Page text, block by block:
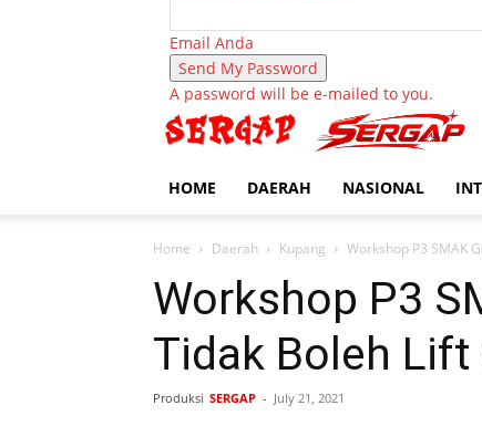
Email Anda
A password will be e-mailed to you.
HOME DAERAH NASIONAL
Home Daerah Kupang Workshop P3 SMAK
Workshop P3
Tidak Boleh Lift
Produksi SERGAP - July 21, 2021